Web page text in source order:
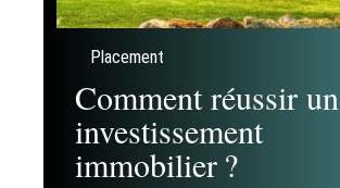
Placement
Comment réussir un
investissement
immobilier ?